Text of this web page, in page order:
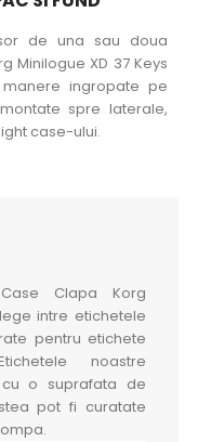
de una sau doua
Minilogue XD 37 Keys
ingropate pe
spre laterale,
case-ului.
Clapa Korg
intre etichetele
pentru etichete
noastre
o suprafata de
pot fi curatate